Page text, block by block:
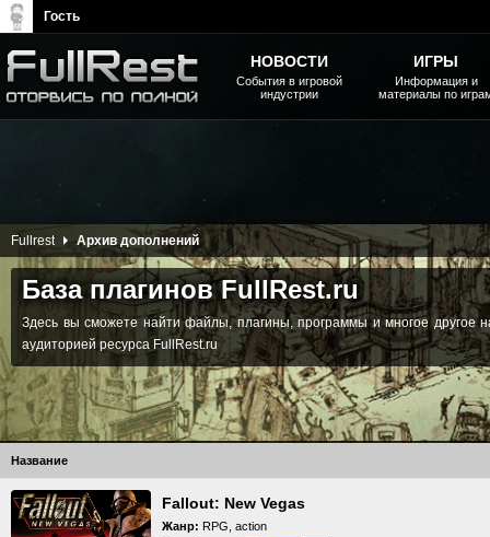
База плагинов FullRest.ru
Здесь вы сможете найти файлы, плагины, программы и многое другое
аудиторией ресурса FullRest.ru
Fullrest Архив дополнений
Название
Fallout: New Vegas
Жанр: RPG, action
НОВОСТИ
События в игровой
индустрии
ИГРЫ
Информация и
материалы по
Гость